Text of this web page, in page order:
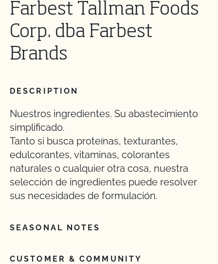
Farbest Tallman Foods
Corp. dba Farbest
Brands
DESCRIPTION
Nuestros ingredientes. Su abastecimiento
simplificado.
Tanto si busca proteínas, texturantes,
edulcorantes, vitaminas, colorantes
naturales o cualquier otra cosa, nuestra
selección de ingredientes puede resolver
sus necesidades de formulación.
SEASONAL NOTES
CUSTOMER & COMMUNITY